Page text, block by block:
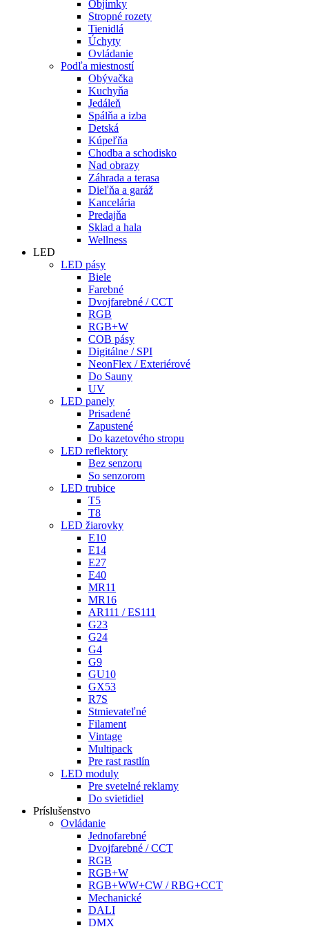
Objímky
Stropné rozety
Tienidlá
Úchyty
Ovládanie
Podľa miestností
Obývačka
Kuchyňa
Jedáleň
Spálňa a izba
Detská
Kúpeľňa
Chodba a schodisko
Nad obrazy
Záhrada a terasa
Dieľňa a garáž
Kancelária
Predajňa
Sklad a hala
Wellness
LED
LED pásy
Biele
Farebné
Dvojfarebné / CCT
RGB
RGB+W
COB pásy
Digitálne / SPI
NeonFlex / Exteriérové
Do Sauny
UV
LED panely
Prisadené
Zapustené
Do kazetového stropu
LED reflektory
Bez senzoru
So senzorom
LED trubice
T5
T8
LED žiarovky
E10
E14
E27
E40
MR11
MR16
AR111 / ES111
G23
G24
G4
G9
GU10
GX53
R7S
Stmievateľné
Filament
Vintage
Multipack
Pre rast rastlín
LED moduly
Pre svetelné reklamy
Do svietidiel
Príslušenstvo
Ovládanie
Jednofarebné
Dvojfarebné / CCT
RGB
RGB+W
RGB+WW+CW / RBG+CCT
Mechanické
DALI
DMX